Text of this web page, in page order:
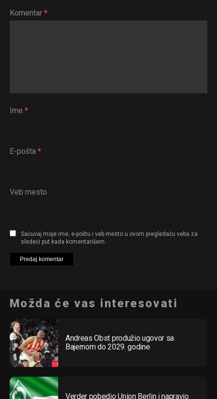
Komentar *
Ime *
E-pošta *
Veb mesto
Sačuvaj moje ime, e-poštu i veb mesto u ovom pregledaču veba za
sledeći put kada komentarišem.
Možda će vas interesovati
Andreas Obst produžio ugovor sa
Bajernom do 2029. godine
Verder pobedio Union Berlin i napravio